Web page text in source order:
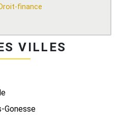
finance
VILLES
Gonesse